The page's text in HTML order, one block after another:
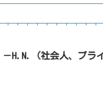
－H.N.（社会人、プラ